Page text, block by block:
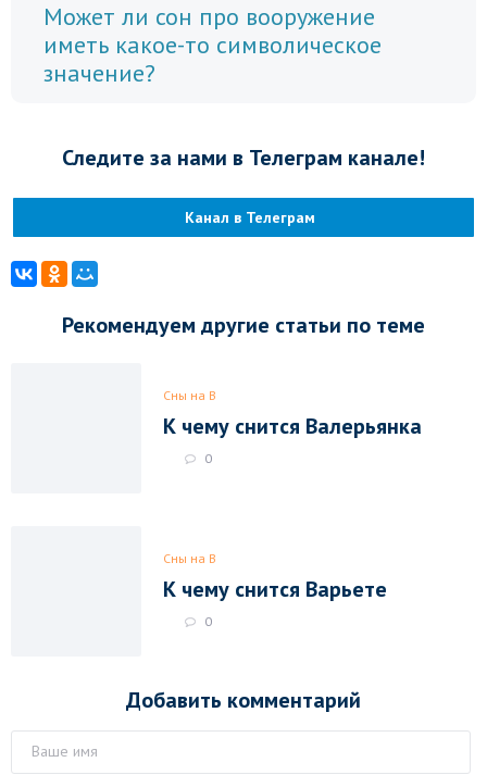
Может ли сон про вооружение
иметь какое-то символическое
значение?
Следите за нами в Телеграм канале!
Канал в Телеграм
Рекомендуем другие статьи по теме
Сны на В
К чему снится Валерьянка
0
Сны на В
К чему снится Варьете
0
Добавить комментарий